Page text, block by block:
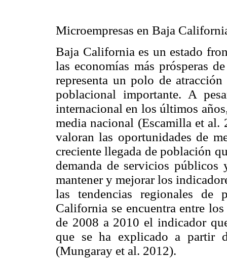
Microempresas en Baja
Baja California es un estado
las economías más prósperas
representa un polo de
poblacional importante. A
internacional en los últimos
media nacional (Escamilla et
valoran las oportunidades de
creciente llegada de población
demanda de servicios públicos
mantener y mejorar los
las tendencias regionales de
California se encuentra entre
de 2008 a 2010 el indicador
que se ha explicado a partir
(Mungaray et al. 2012).